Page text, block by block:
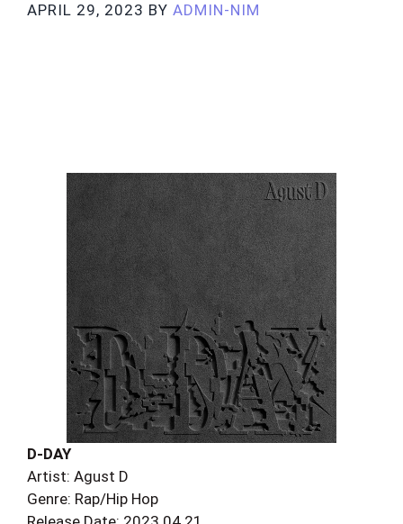
APRIL 29, 2023 BY ADMIN-NIM
D-DAY
Artist: Agust D
Genre: Rap/Hip Hop